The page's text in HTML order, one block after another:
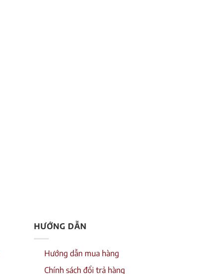
HƯỚNG DẪN
Hướng dẫn mua hàng
Chính sách đổi trả hàng